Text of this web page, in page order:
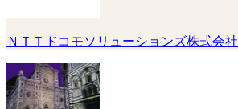
ＮＴＴドコモソリューションズ株式会社